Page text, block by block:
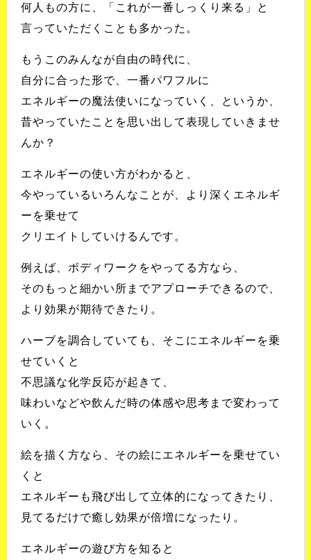
何人もの方に、「これが一番しっくり来る」と
言っていただくことも多かった。
もうこのみんなが自由の時代に、
自分に合った形で、一番パワフルに
エネルギーの魔法使いになっていく、というか、
昔やっていたことを思い出して表現していきませ
んか？
エネルギーの使い方がわかると、
今やっているいろんなことが、より深くエネルギ
ーを乗せて
クリエイトしていけるんです。
例えば、ボディワークをやってる方なら、
そのもっと細かい所までアプローチできるので、
より効果が期待できたり。
ハーブを調合していても、そこにエネルギーを乗
せていくと
不思議な化学反応が起きて、
味わいなどや飲んだ時の体感や思考まで変わって
いく。
絵を描く方なら、その絵にエネルギーを乗せてい
くと
エネルギーも飛び出して立体的になってきたり、
見てるだけで癒し効果が倍増になったり。
エネルギーの遊び方を知ると